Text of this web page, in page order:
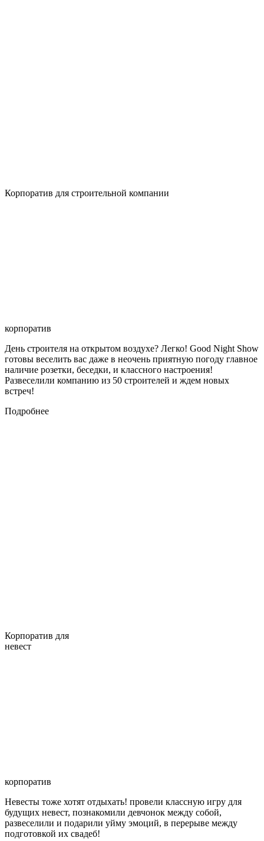
Корпоратив для строительной компании
корпоратив
День строителя на открытом воздухе? Легко! Good Night Show
готовы веселить вас даже в неочень приятную погоду главное
наличие розетки, беседки, и классного настроения!
Развеселили компанию из 50 строителей и ждем новых
встреч!
Подробнее
Корпоратив для
невест
корпоратив
Невесты тоже хотят отдыхать! провели классную игру для
будущих невест, познакомили девчонок между собой,
развеселили и подарили уйму эмоций, в перерыве между
подготовкой их свадеб!